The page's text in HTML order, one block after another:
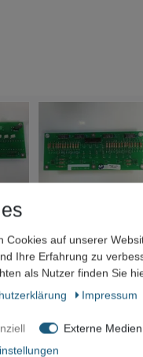
Weitere Details
Materials AKT
Cookies auf unserer
Ihre Erfahrung zu
als Nutzer finden Sie
Impressum
Externe Medien